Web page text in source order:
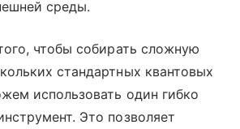
среды.
чтобы собирать сложную
стандартных квантовых
использовать один гибко
Это позволяет